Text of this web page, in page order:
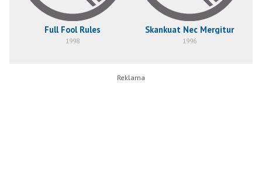
Full Fool Rules
1998
Skankuat Nec Mergitur
1996